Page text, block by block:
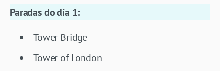
Paradas do dia 1:
Tower Bridge
Tower of London